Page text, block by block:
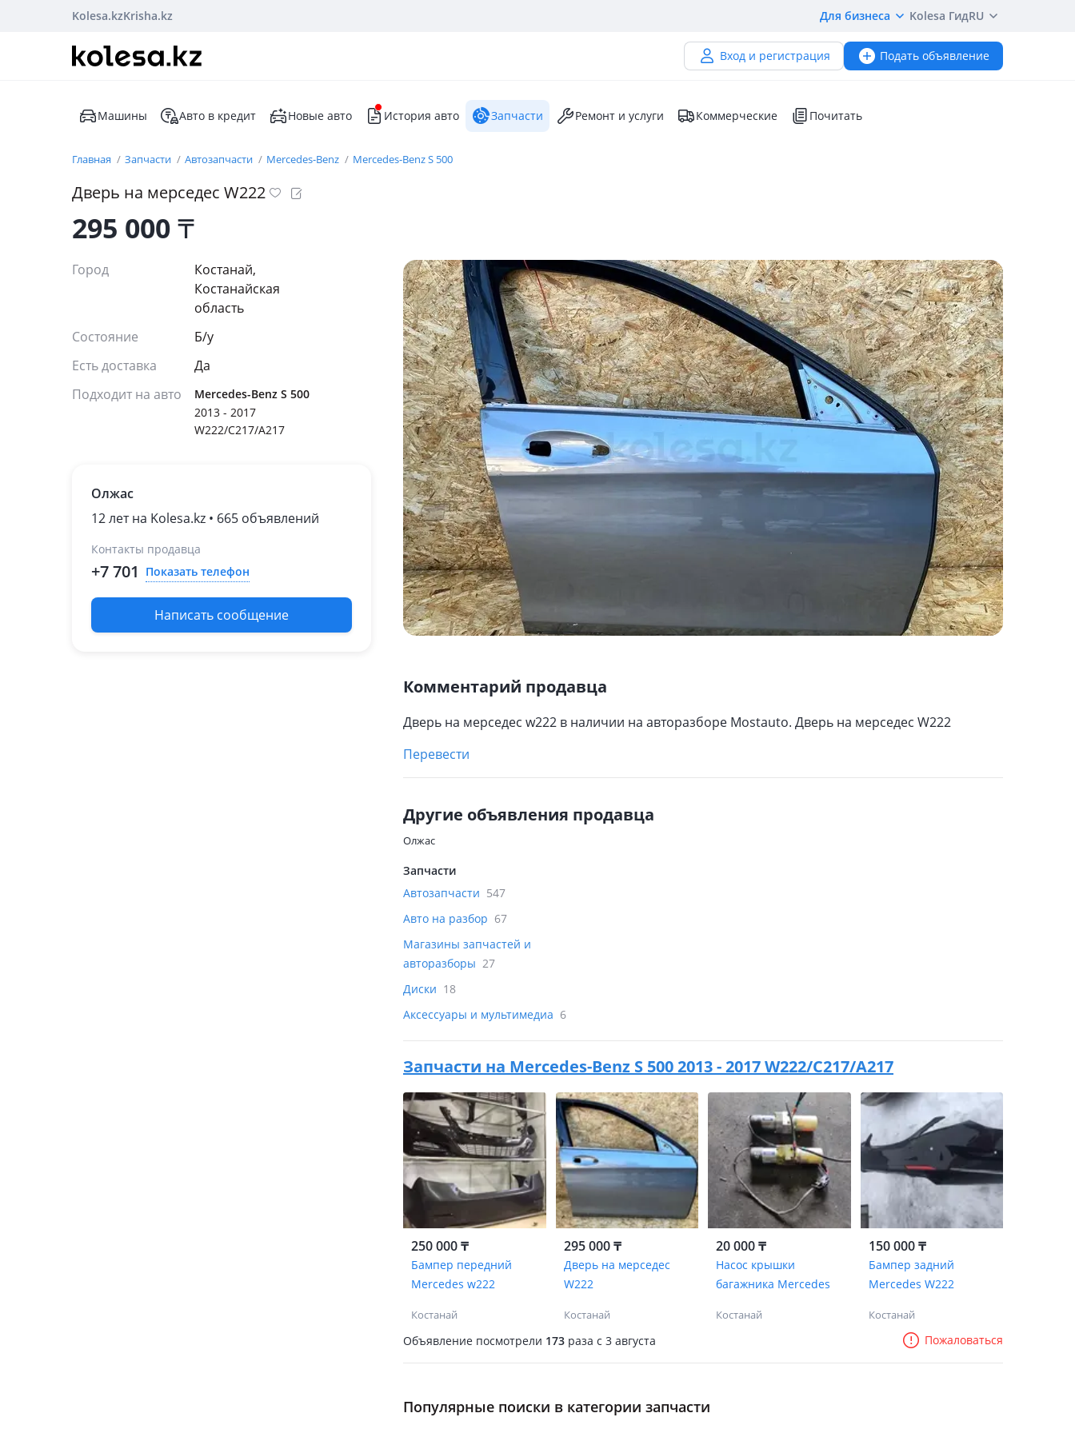
Kolesa.kzKrisha.kz Для бизнеса Kolesa ГидRU
Вход и регистрация Подать объявление
Машины Авто в кредит Новые авто История авто Запчасти Ремонт и услуги Коммерческие Почитать
Главная Запчасти Автозапчасти Mercedes-Benz Mercedes-Benz S 500
Дверь на мерседес W222
295 000₸
Город
Костанай,
Костанайская
область
Состояние
Б/y
Есть доставка
Да
Подходит на авто
Mercedes-Benz S 500
2013 - 2017
W222/C217/A217
Олжас
12 лет на Kolesa.kz • 665 объявлений
Контакты продавца
+7 701 Показать телефон
Написать сообщение
Комментарий продавца
Дверь на мерседес w222 в наличии на авторазборе Mostauto. Дверь на мерседес W222
Перевести
Другие объявления продавца
Олжас
Запчасти
Автозапчасти 547
Авто на разбор 67
Магазины запчастей и
авторазборы 27
Диски 18
Аксессуары и мультимедиа 6
Запчасти на Mercedes-Benz S 500 2013 - 2017 W222/C217/A217
250 000 ₸
Бампер передний
Mercedes w222
Костанай
295 000 ₸
Дверь на мерседес
W222
Костанай
20 000 ₸
Насос крышки
багажника Mercedes
Костанай
150 000 ₸
Бампер задний
Mercedes W222
Костанай
Объявление посмотрели 173 раза c 3 августа Пожаловаться
Популярные поиски в категории запчасти